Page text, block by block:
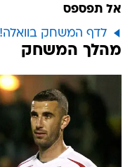
אל תפספס
לדף המשחק
מהלך המשחק